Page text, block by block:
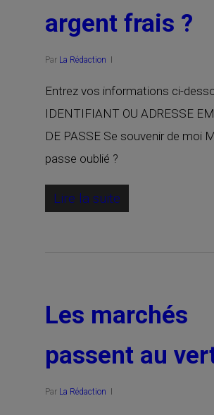
argent frais ?
Par La Rédaction
Entrez vos informations ci-
IDENTIFIANT OU ADRESSE
DE PASSE Se souvenir de moi
passe oublié ?
Lire la suite
Les marchés
passent au
Par La Rédaction